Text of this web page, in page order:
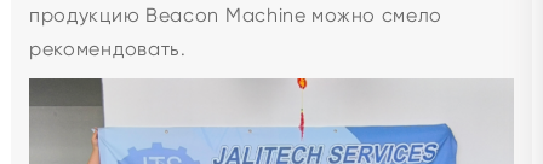
продукцию Beacon Machine можно смело
рекомендовать.